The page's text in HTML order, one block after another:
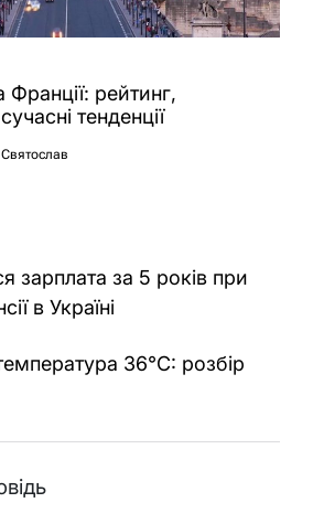
Франції: рейтинг,
тенденції
зарплата за 5 років при
в Україні
36°C: розбір